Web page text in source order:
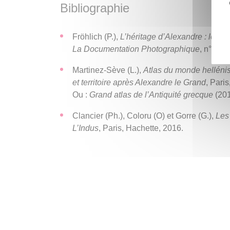
document ou d’un dossier de documents. La
souhaite ouverte et interactive, permettra de
ont interprété ces documents et d’aborder
demeurent encore vifs. On insistera
régions où les conquérants Gréco-
dominante, mais confrontée à des
(Égypte, Mésopotamie, Iran et Asie centrale),
Bibliographie
Fröhlich (P.), L’héritage d’Alexandre : les
La Documentation Photographique, n°
Martinez-Sève (L.), Atlas du monde
et territoire après Alexandre le Grand,
Ou : Grand atlas de l’Antiquité grecque
Clancier (Ph.), Coloru (O) et Gorre (G.),
L’Indus, Paris, Hachette, 2016.